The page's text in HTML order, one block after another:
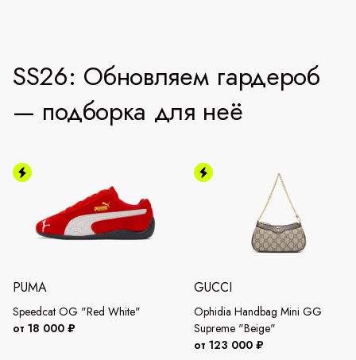
SS26: Обновляем гардероб
— подборка для неё
PUMA
Speedcat OG "Red White"
от 18 000 ₽
GUCCI
Ophidia Handbag Mini GG
Supreme "Beige"
от 123 000 ₽